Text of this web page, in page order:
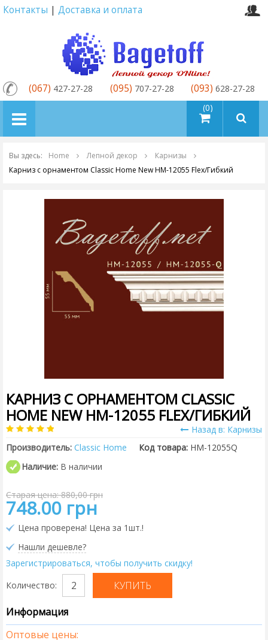
Контакты | Доставка и оплата
товаров (0)
(067) 427-27-28 (095) 707-27-28 (093) 628-27-28
Вы здесь: Home Лепной декор
Карнизы
Карниз с орнаментом Classic Home New HM-12055 Flex/Гибкий
КАРНИЗ С ОРНАМЕНТОМ CLASSIC
HOME NEW HM-12055 FLEX/ГИБКИЙ
Назад в: Карнизы
Производитель: Classic Home Код товара: HM-12055Q
Наличие: В наличии
Старая цена: 880,00 грн
748.00 грн
Цена проверена! Цена за 1шт.!
Нашли дешевле?
Зарегистрироваться, чтобы получить скидку!
Количество:
Информация
Оптовые цены: